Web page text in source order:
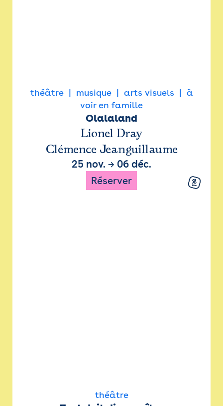
théâtre musique arts visuels
à
voir en famille
Olalaland
Lionel Dray
Clémence Jeanguillaume
25 nov. → 06 déc.
Réserver
théâtre